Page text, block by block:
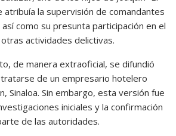
atribuía la supervisión de comandantes
como su presunta participación en el
actividades delictivas.
de manera extraoficial, se difundió
de un empresario hotelero
Sinaloa. Sin embargo, esta versión fue
iniciales y la confirmación
de las autoridades.